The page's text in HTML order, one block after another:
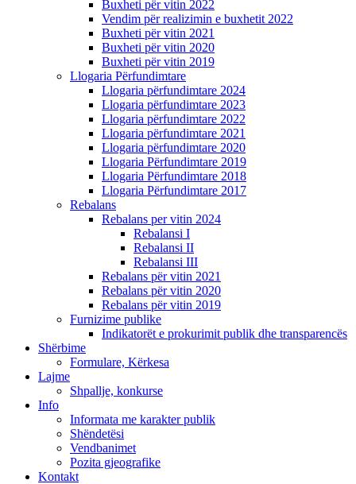
Buxheti për vitin 2022
Vendim për realizimin e buxhetit 2022
Buxheti për vitin 2021
Buxheti për vitin 2020
Buxheti për vitin 2019
Llogaria Përfundimtare
Llogaria përfundimtare 2024
Llogaria përfundimtare 2023
Llogaria përfundimtare 2022
Llogaria përfundimtare 2021
Llogaria përfundimtare 2020
Llogaria Përfundimtare 2019
Llogaria Përfundimtare 2018
Llogaria Përfundimtare 2017
Rebalans
Rebalans per vitin 2024
Rebalansi I
Rebalansi II
Rebalansi III
Rebalans për vitin 2021
Rebalans për vitin 2020
Rebalans për vitin 2019
Furnizime publike
Indikatorët e prokurimit publik dhe transparencës
Shërbime
Formulare, Kërkesa
Lajme
Shpallje, konkurse
Info
Informata me karakter publik
Shëndetësi
Vendbanimet
Pozita gjeografike
Kontakt